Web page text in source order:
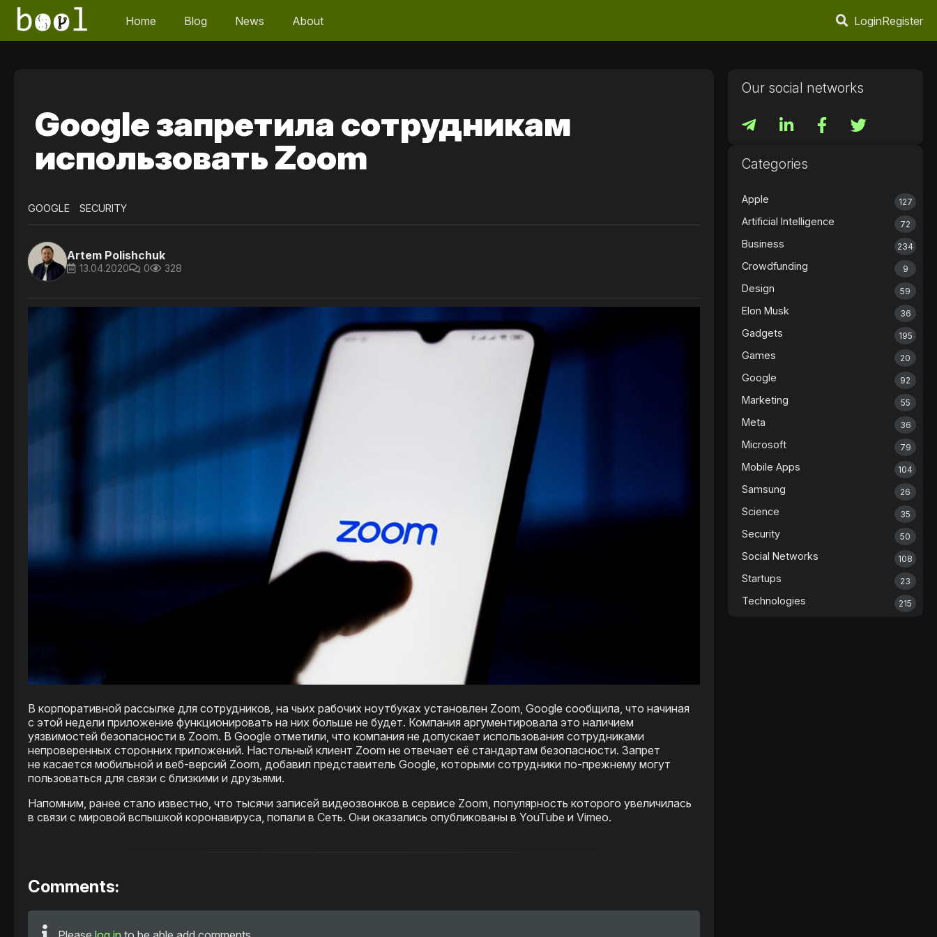
Home Blog News About LoginRegister
Google запретила сотрудникам
использовать Zoom
GOOGLE SECURITY
Artem Polishchuk
13.04.2020 0 328
В корпоративной рассылке для сотрудников, на чьих рабочих ноутбуках установлен Zoom, Google сообщила, что начиная
с этой недели приложение функционировать на них больше не будет. Компания аргументировала это наличием
уязвимостей безопасности в Zoom. В Google отметили, что компания не допускает использования сотрудниками
непроверенных сторонних приложений. Настольный клиент Zoom не отвечает её стандартам безопасности. Запрет
не касается мобильной и веб-версий Zoom, добавил представитель Google, которыми сотрудники по-прежнему могут
пользоваться для связи с близкими и друзьями.
Напомним, ранее стало известно, что тысячи записей видеозвонков в сервисе Zoom, популярность которого увеличилась
в связи с мировой вспышкой коронавируса, попали в Сеть. Они оказались опубликованы в YouTube и Vimeo.
Comments:
Our social networks
Categories
Apple 127
Artificial Intelligence 72
Business 234
Crowdfunding 9
Design 59
Elon Musk 36
Gadgets 195
Games 20
Google 92
Marketing 55
Meta 36
Microsoft 79
Mobile Apps 104
Samsung 26
Science 35
Security 50
Social Networks 108
Startups 23
Technologies 215